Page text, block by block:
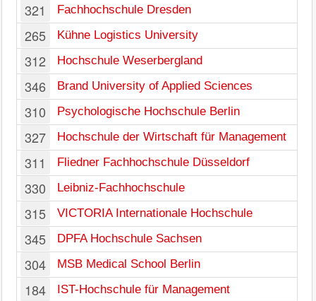
321 Fachhochschule Dresden
265 Kühne Logistics University
312 Hochschule Weserbergland
346 Brand University of Applied Sciences
310 Psychologische Hochschule Berlin
327 Hochschule der Wirtschaft für Management
311 Fliedner Fachhochschule Düsseldorf
330 Leibniz-Fachhochschule
315 VICTORIA Internationale Hochschule
345 DPFA Hochschule Sachsen
304 MSB Medical School Berlin
184 IST-Hochschule für Management